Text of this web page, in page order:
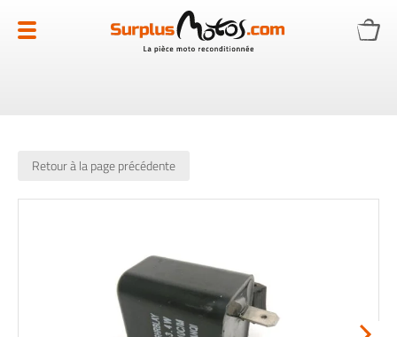
au
contenu
Retour à la page précédente